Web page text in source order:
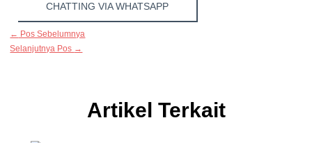
CHATTING VIA WHATSAPP
← Pos Sebelumnya
Selanjutnya Pos →
Artikel Terkait